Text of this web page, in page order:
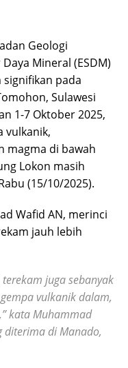
Geologi
Mineral (ESDM)
pada
Sulawesi
1-7 Oktober 2025,
vulkanik,
magma di bawah
Lokon masih
(15/10/2025).
Wafid AN, merinci
jauh lebih
juga sebanyak
vulkanik dalam,
kata Muhammad
diterima di Manado,